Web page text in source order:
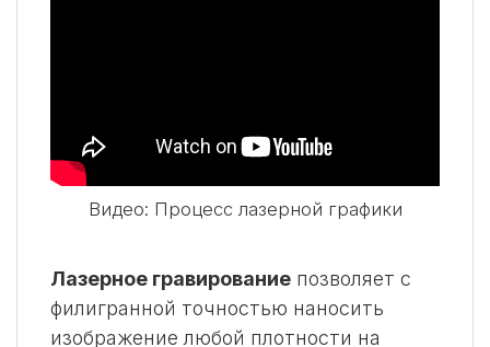
Видео: Процесс лазерной графики
Лазерное гравирование позволяет с
филигранной точностью наносить
изображение любой плотности на